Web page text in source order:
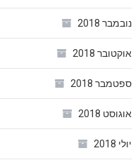
נובמבר 2018
אוקטובר 2018
ספטמבר 2018
אוגוסט 2018
יולי 2018